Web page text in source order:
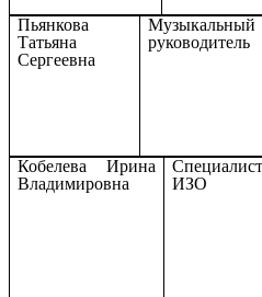
Пьянкова
Татьяна
Сергеевна
Музыкальный
руководитель
Кобелева Ирина
Владимировна
ИЗО